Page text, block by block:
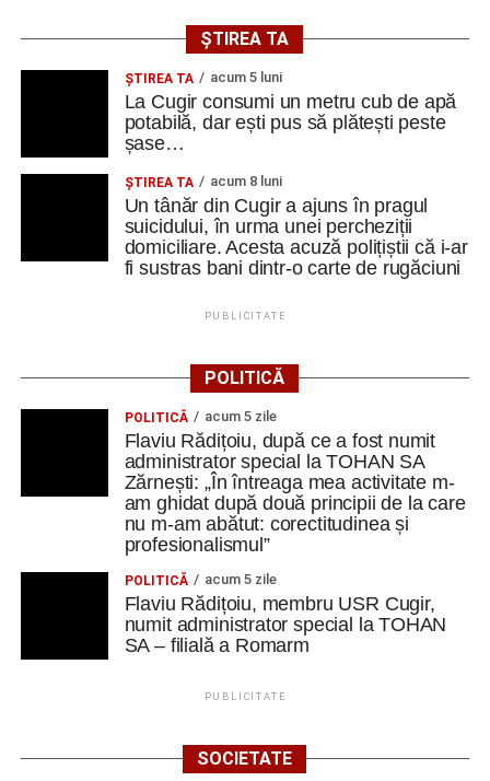
ȘTIREA TA
ȘTIREA TA acum 5 luni
La Cugir consumi un metru cub de apă
potabilă, dar ești pus să plătești peste
șase…
ȘTIREA TA acum 8 luni
Un tânăr din Cugir a ajuns în pragul
suicidului, în urma unei percheziții
domiciliare. Acesta acuză polițiștii că i-ar
fi sustras bani dintr-o carte de rugăciuni
PUBLICITATE
POLITICĂ
POLITICĂ acum 5 zile
Flaviu Rădițoiu, după ce a fost numit
administrator special la TOHAN SA
Zărnești: „În întreaga mea activitate m-
am ghidat după două principii de la care
nu m-am abătut: corectitudinea și
profesionalismul”
POLITICĂ acum 5 zile
Flaviu Rădițoiu, membru USR Cugir,
numit administrator special la TOHAN
SA – filială a Romarm
PUBLICITATE
SOCIETATE